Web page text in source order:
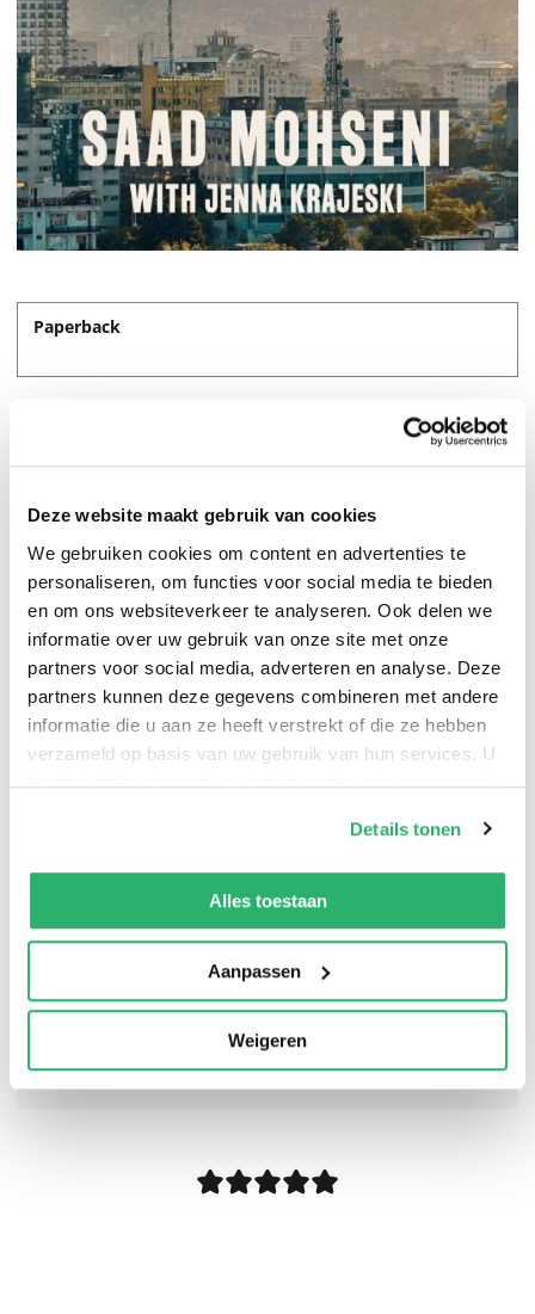
Deze website maakt gebruik van cookies
We gebruiken cookies om content en advertenties te
personaliseren, om functies voor social media te bieden
en om ons websiteverkeer te analyseren. Ook delen we
informatie over uw gebruik van onze site met onze
partners voor social media, adverteren en analyse. Deze
partners kunnen deze gegevens combineren met andere
informatie die u aan ze heeft verstrekt of die ze hebben
verzameld op basis van uw gebruik van hun services. U
kunt op ieder moment uw cookievoorkeuren aanpassen
We werken samen met13 derdendie uw gegevens
kunnen ontvangen en verwerken.
Details tonen
Alles toestaan
Aanpassen
Weigeren
Paperback
An FT Best Book of the Year 'Perhaps the best of the
memoirs of Afghanistan so far published' FT
0|0